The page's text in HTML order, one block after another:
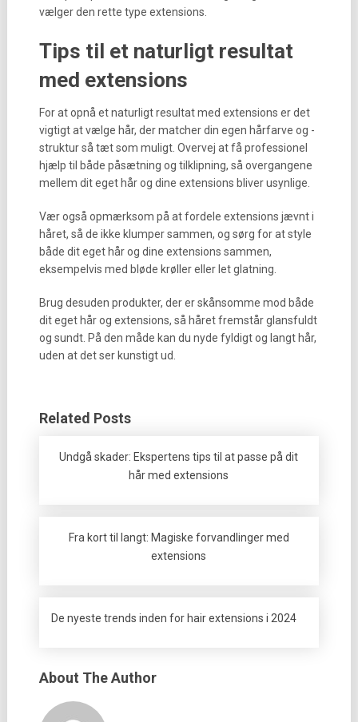
vælger den rette type extensions.
Tips til et naturligt resultat
med extensions
For at opnå et naturligt resultat med extensions er det
vigtigt at vælge hår, der matcher din egen hårfarve og -
struktur så tæt som muligt. Overvej at få professionel
hjælp til både påsætning og tilklipning, så overgangene
mellem dit eget hår og dine extensions bliver usynlige.
Vær også opmærksom på at fordele extensions jævnt i
håret, så de ikke klumper sammen, og sørg for at style
både dit eget hår og dine extensions sammen,
eksempelvis med bløde krøller eller let glatning.
Brug desuden produkter, der er skånsomme mod både
dit eget hår og extensions, så håret fremstår glansfuldt
og sundt. På den måde kan du nyde fyldigt og langt hår,
uden at det ser kunstigt ud.
Related Posts
Undgå skader: Ekspertens tips til at passe på dit
hår med extensions
Fra kort til langt: Magiske forvandlinger med
extensions
De nyeste trends inden for hair extensions i 2024
About The Author